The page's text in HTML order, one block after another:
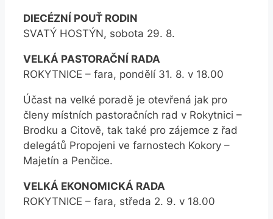
DIECÉZNÍ POUŤ RODIN
SVATÝ HOSTÝN, sobota 29. 8.
VELKÁ PASTORAČNÍ RADA
ROKYTNICE – fara, pondělí 31. 8. v 18.00
Účast na velké poradě je otevřená jak pro
členy místních pastoračních rad v Rokytnici –
Brodku a Citově, tak také pro zájemce z řad
delegátů Propojeni ve farnostech Kokory –
Majetín a Penčice.
VELKÁ EKONOMICKÁ RADA
ROKYTNICE – fara, středa 2. 9. v 18.00